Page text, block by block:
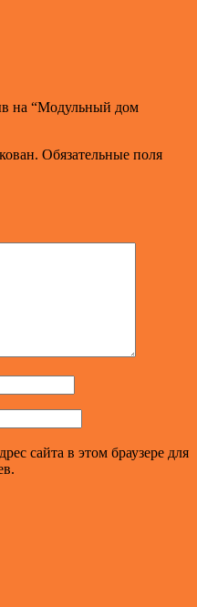
на “Модульный дом
Обязательные поля
сайта в этом браузере для